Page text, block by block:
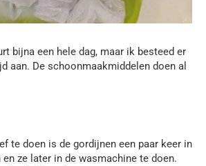
bijna een hele dag, maar ik besteed er
aan. De schoonmaakmiddelen doen al
te doen is de gordijnen een paar keer in
ze later in de wasmachine te doen.